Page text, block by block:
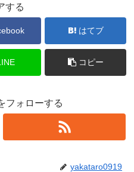
する
はてブ
コピー
フォローする
yakataro0919